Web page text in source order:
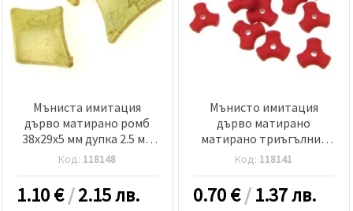
Мъниста имитация
дърво матирано ромб
38x29x5 мм дупка 2.5 мм
жълто светло -50 грама
~18 броя
Код: 118148
1.10€/2.15 лв.
Мънисто имитация
дърво матирано
матирано триъгълник
10x4.5 мм дупка 2 мм
червено -50 грама ~ 218
броя
Код: 118141
0.70€/1.37 лв.